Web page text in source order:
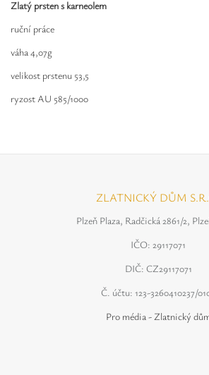
Zlatý prsten s karneolem
ruční práce
váha 4,07g
velikost prstenu 53,5
ryzost AU 585/1000
ZLATNICKÝ DŮM
Plzeň Plaza, Radčická 2861/2,
IČO: 29117071
DIČ: CZ29117071
Č. účtu: 123-3260410237/
Pro média - Zlatnický